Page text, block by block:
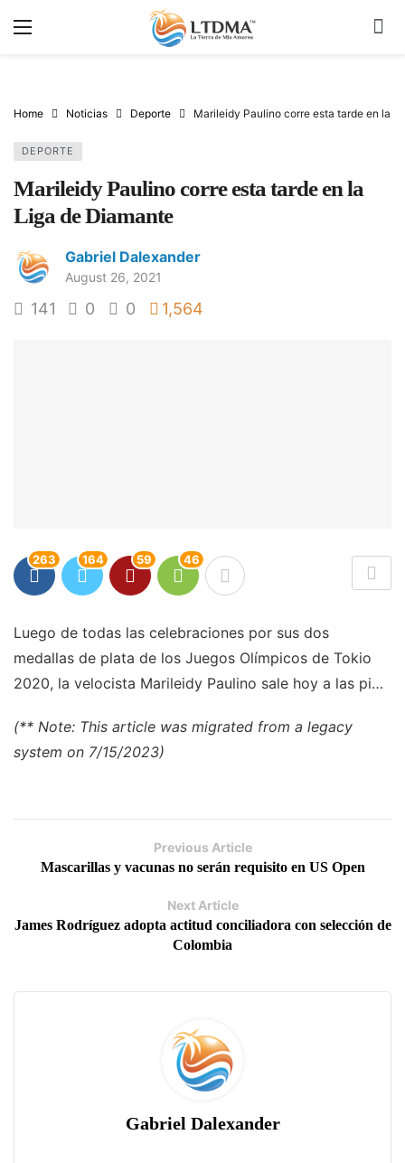
Home Noticias Deporte Marileidy Paulino corre esta tarde en la
DEPORTE
Marileidy Paulino corre esta tarde en la
Liga de Diamante
Gabriel Dalexander
August 26, 2021
141 0 0 1,564
263 164 59 46
Luego de todas las celebraciones por sus dos
medallas de plata de los Juegos Olímpicos de Tokio
2020, la velocista Marileidy Paulino sale hoy a las pi…
(** Note: This article was migrated from a legacy
system on 7/15/2023)
Previous Article
Mascarillas y vacunas no serán requisito en US Open
Next Article
James Rodríguez adopta actitud conciliadora con selección de
Colombia
Gabriel Dalexander